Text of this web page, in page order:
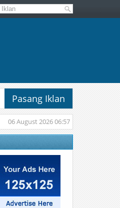
Pasang Iklan
06 August 2026 06:57